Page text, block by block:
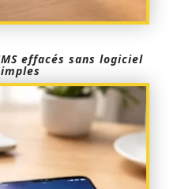
effacés sans logiciel